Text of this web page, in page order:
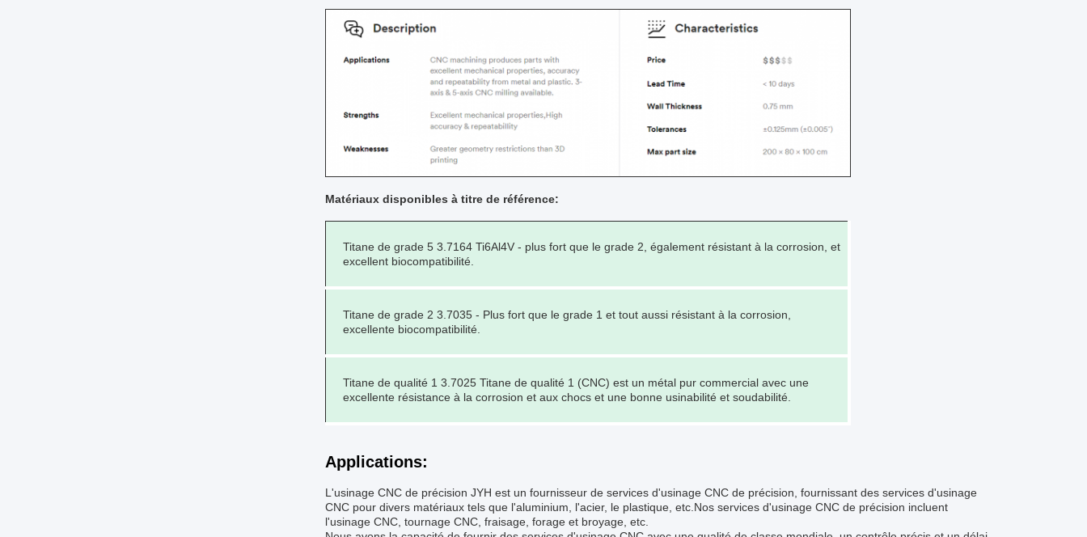
Matériaux disponibles à titre de référence:
Titane de grade 5 3.7164 Ti6Al4V - plus fort que le grade 2, également résistant à la corrosion, et
excellent biocompatibilité.
Titane de grade 2 3.7035 - Plus fort que le grade 1 et tout aussi résistant à la corrosion,
excellente biocompatibilité.
Titane de qualité 1 3.7025 Titane de qualité 1 (CNC) est un métal pur commercial avec une
excellente résistance à la corrosion et aux chocs et une bonne usinabilité et soudabilité.
Applications:
L'usinage CNC de précision JYH est un fournisseur de services d'usinage CNC de précision, fournissant des services d'usinage
CNC pour divers matériaux tels que l'aluminium, l'acier, le plastique, etc.Nos services d'usinage CNC de précision incluent
l'usinage CNC, tournage CNC, fraisage, forage et broyage, etc.